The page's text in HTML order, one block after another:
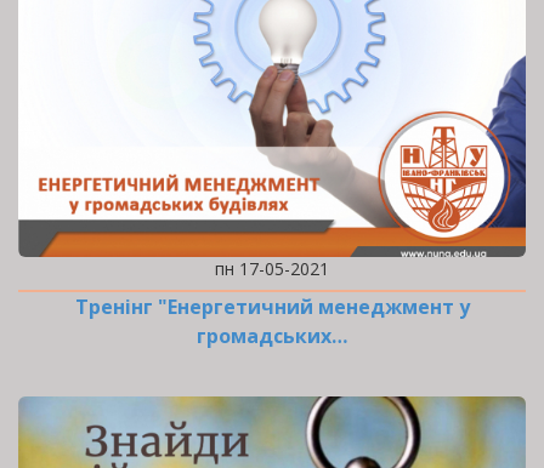
пн 17-05-2021
Тренінг "Енергетичний менеджмент у
громадських…